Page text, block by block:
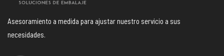
Asesoramiento a medida para ajustar nuestro servicio a sus
necesidades.